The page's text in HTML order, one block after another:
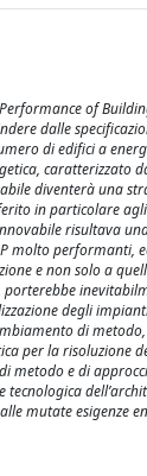
of
dalle
di edifici a
caratterizzato
diventerà una
in particolare
risultava
molto performanti,
e non solo a
degli
di
per la risoluzione
metodo e di
mutate esigenze